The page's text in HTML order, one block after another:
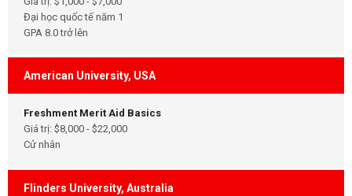
Đại học quốc tế năm 1
GPA 8.0 trở lên
American University, USA
Freshment Merit Aid Basics
Giá trị: $8,000 - $22,000
Cử nhân
Flinders University, Australia